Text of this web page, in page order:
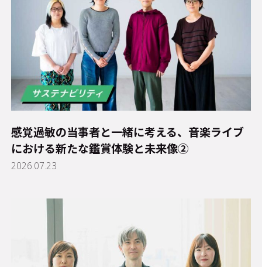
感覚過敏の当事者と一緒に考える、音楽ライブ
における新たな鑑賞体験と未来像②
2026.07.23